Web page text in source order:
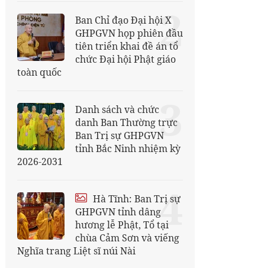
Ban Chỉ đạo Đại hội X
GHPGVN họp phiên đầu
tiên triển khai đề án tổ
chức Đại hội Phật giáo
toàn quốc
2
Danh sách và chức
danh Ban Thường trực
Ban Trị sự GHPGVN
tỉnh Bắc Ninh nhiệm kỳ
2026-2031
3
Hà Tĩnh: Ban Trị sự
GHPGVN tỉnh dâng
hương lễ Phật, Tổ tại
chùa Cảm Sơn và viếng
Nghĩa trang Liệt sĩ núi Nài
4